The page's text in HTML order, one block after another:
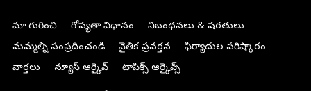
మా గురించి గోప్యతా విధానం
నిబంధనలు & షరతులు
మమ్మల్ని సంప్రదించండి
నైతిక ప్రవర్తన
ఫిర్యాదుల పరిష్కారం
వార్తలు
న్యూస్ ఆర్కైవ్ టాపిక్స్ ఆర్కైవ్స్